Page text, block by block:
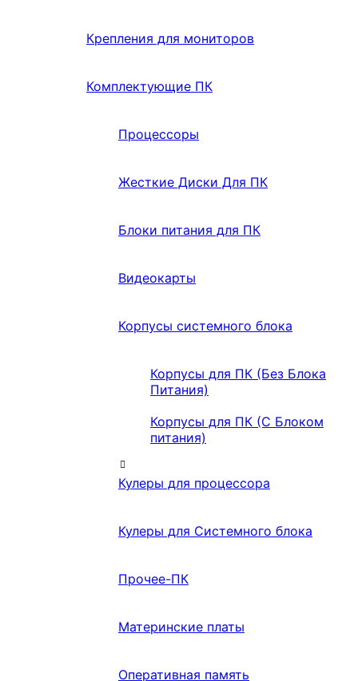
Крепления для мониторов
Комплектующие ПК
Процессоры
Жесткие Диски Для ПК
Блоки питания для ПК
Видеокарты
Корпусы системного блока
Корпусы для ПК (Без Блока
Питания)
Корпусы для ПК (С Блоком
питания)
Кулеры для процессора
Кулеры для Системного блока
Прочее-ПК
Материнские платы
Оперативная память